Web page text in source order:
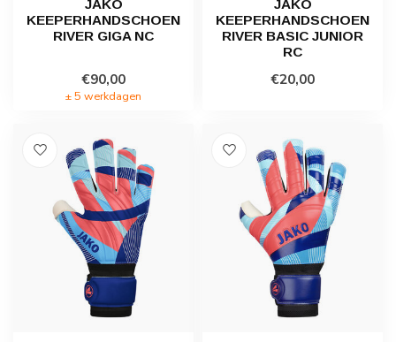
JAKO
KEEPERHANDSCHOEN
RIVER GIGA NC
€90,00
± 5 werkdagen
JAKO
KEEPERHANDSCHOEN
RIVER BASIC JUNIOR
RC
€20,00